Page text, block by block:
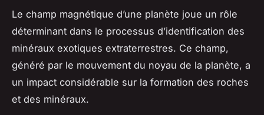
Le champ magnétique d’une planète joue un rôle
déterminant dans le processus d’identification des
minéraux exotiques extraterrestres. Ce champ,
généré par le mouvement du noyau de la planète, a
un impact considérable sur la formation des roches
et des minéraux.